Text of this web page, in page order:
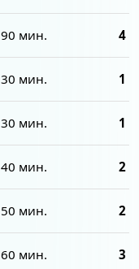
90 мин. 4
30 мин. 1
30 мин. 1
40 мин. 2
50 мин. 2
60 мин. 3